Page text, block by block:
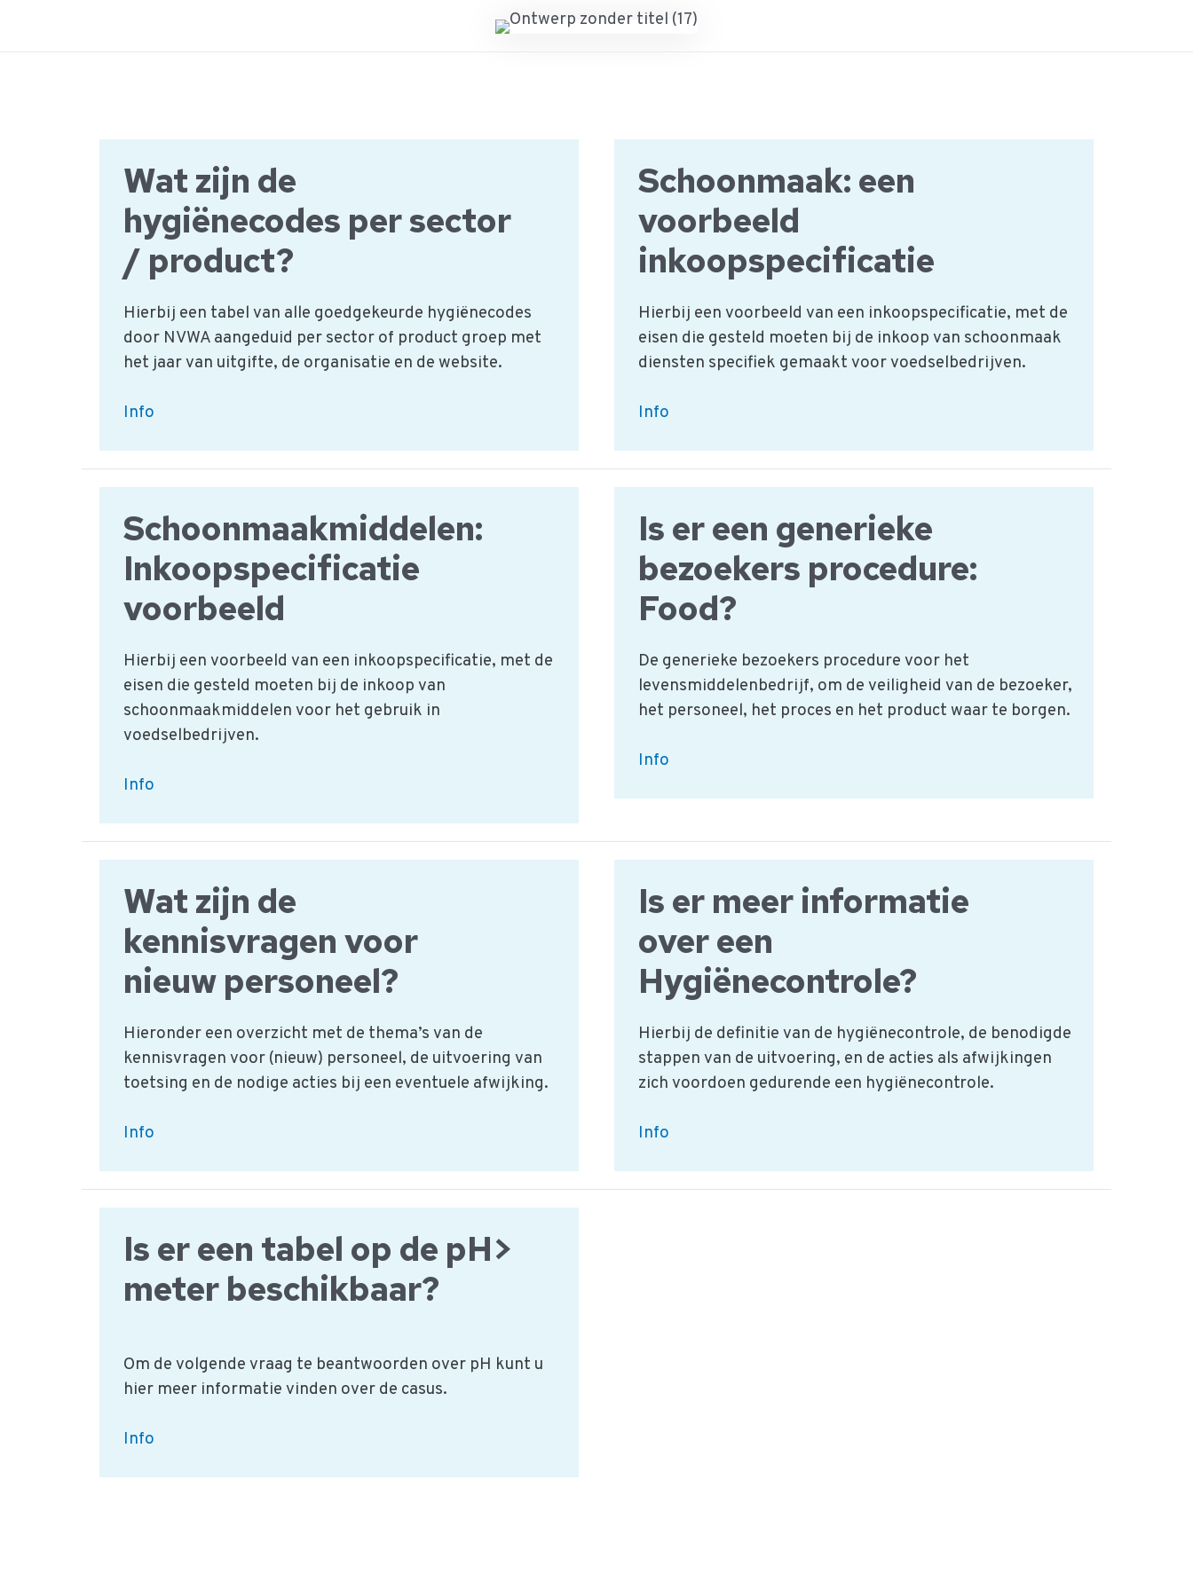
Wat zijn de
hygiënecodes per sector
/ product?
Hierbij een tabel van alle goedgekeurde hygiënecodes
door NVWA aangeduid per sector of product groep met
het jaar van uitgifte, de organisatie en de website.
Wat
hygiënecodes
per
sector
/
product?
Info
Schoonmaak: een
voorbeeld
inkoopspecificatie
Hierbij een voorbeeld van een inkoopspecificatie, met de
eisen die gesteld moeten bij de inkoop van schoonmaak
diensten specifiek gemaakt voor voedselbedrijven.
Schoonmaak:
inkoopspecificatie
Info
Schoonmaakmiddelen:
Inkoopspecificatie
voorbeeld
Hierbij een voorbeeld van een inkoopspecificatie, met de
eisen die gesteld moeten bij de inkoop van
schoonmaakmiddelen voor het gebruik in
voedselbedrijven.
Schoonmaakmiddelen:
Info
Is er een generieke
bezoekers procedure:
Food?
De generieke bezoekers procedure voor het
levensmiddelenbedrijf, om de veiligheid van de bezoeker,
het personeel, het proces en het product waar te borgen.
Is
bezoekers
procedure:
Food?
Info
Wat zijn de
kennisvragen voor
nieuw personeel?
Hieronder een overzicht met de thema’s van de
kennisvragen voor (nieuw) personeel, de uitvoering van
toetsing en de nodige acties bij een eventuele afwijking.
Wat
kennisvragen
voor
nieuw
personeel?
Info
Is er meer informatie
over een
Hygiënecontrole?
Hierbij de definitie van de hygiënecontrole, de benodigde
stappen van de uitvoering, en de acties als afwijkingen
zich voordoen gedurende een hygiënecontrole.
Is
Info
Is er een tabel op de pH>
meter beschikbaar?
Om de volgende vraag te beantwoorden over pH kunt u
hier meer informatie vinden over de casus.
Is
Info